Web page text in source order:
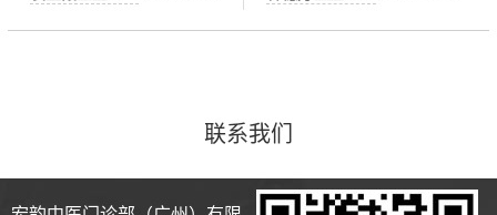
联系我们